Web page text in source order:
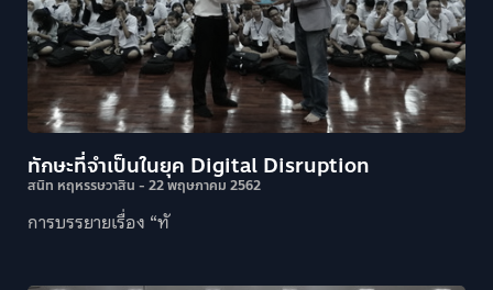
ทักษะที่จำเป็นในยุค Digital Disruption
สนิท หฤหรรษวาสิน 22 พฤษภาคม 2562
การบรรยายเรื่อง “ทั